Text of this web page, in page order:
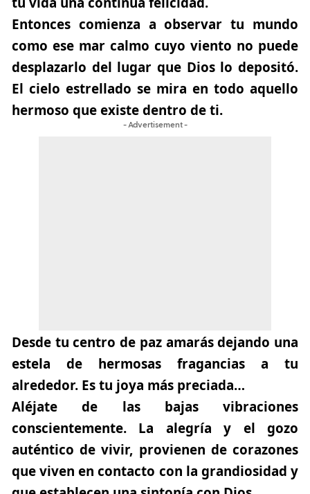
Entonces comienza a observar tu mundo
como ese mar calmo cuyo viento no puede
desplazarlo del lugar que Dios lo depositó.
El cielo estrellado se mira en todo aquello
hermoso que existe dentro de ti.
- Advertisement -
Desde tu centro de paz amarás dejando una
estela de hermosas fragancias a tu
alrededor. Es tu joya más preciada…
Aléjate de las bajas vibraciones
conscientemente. La alegría y el gozo
auténtico de vivir, provienen de corazones
que viven en contacto con la grandiosidad y